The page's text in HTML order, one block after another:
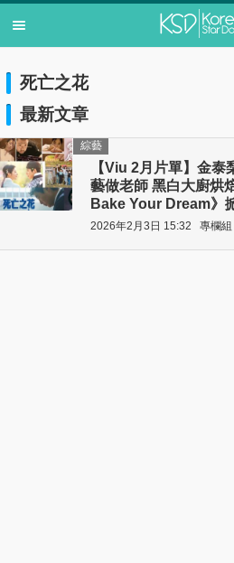
死亡之花
最新文章
【Viu 2月片單】金
藝做老師 黑白大廚烘
Bake Your Dream》
綜藝
2026年2月3日 15:32 專欄組